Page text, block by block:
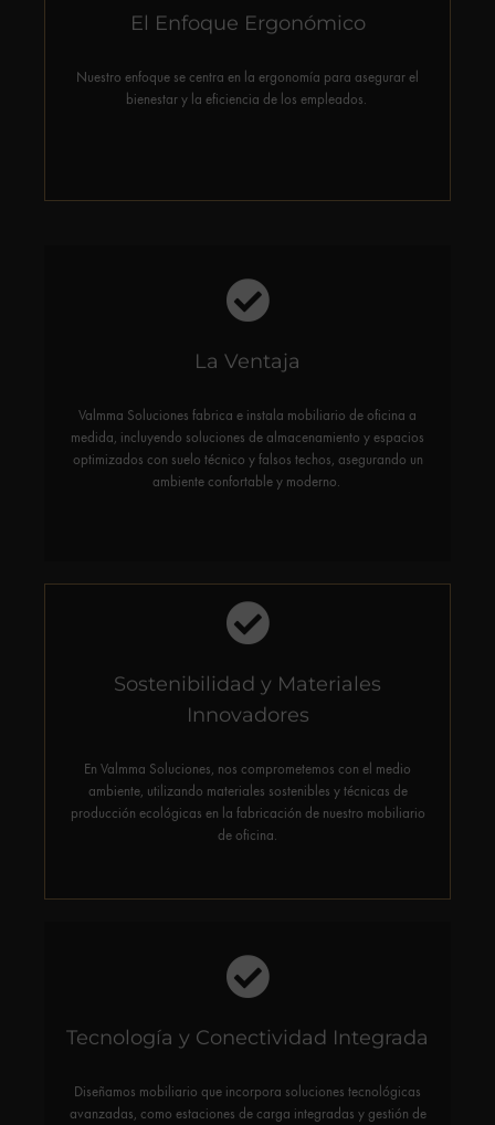
El Enfoque Ergonómico
Nuestro enfoque se centra en la ergonomía para asegurar el
bienestar y la eficiencia de los empleados.
ergonómicas y soluciones de almacenamiento
personalizadas para mantener el orden y la funcionalidad
La Ventaja
Valmma Soluciones fabrica e instala mobiliario de oficina a
medida, incluyendo soluciones de almacenamiento y espacios
optimizados con suelo técnico y falsos techos, asegurando un
ambiente confortable y moderno.
Descubre cómo podemos transformar tu oficina visitando
consulta personalizada.
Sostenibilidad y Materiales
Innovadores
En Valmma Soluciones, nos comprometemos con el medio
ambiente, utilizando materiales sostenibles y técnicas de
producción ecológicas en la fabricación de nuestro mobiliario
de oficina.
Explora nuestras innovaciones en materiales reciclados y
Tecnología y Conectividad Integrada
Diseñamos mobiliario que incorpora soluciones tecnológicas
avanzadas, como estaciones de carga integradas y gestión de